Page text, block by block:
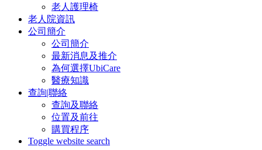
老人護理椅
老人院資訊
公司簡介
公司簡介
最新消息及推介
為何選擇UbiCare
醫療知識
查詢|聯絡
查詢及聯絡
位置及前往
購買程序
Toggle website search